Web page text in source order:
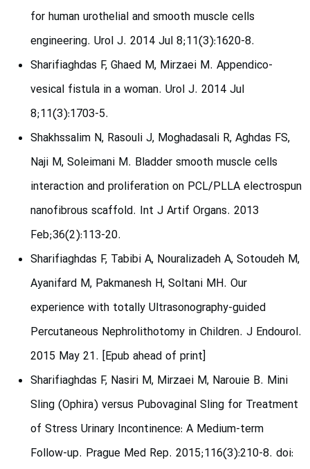
for human urothelial and smooth muscle cells
engineering. Urol J. 2014 Jul 8;11(3):1620-8.
Sharifiaghdas F, Ghaed M, Mirzaei M. Appendico-
vesical fistula in a woman. Urol J. 2014 Jul
8;11(3):1703-5.
Shakhssalim N, Rasouli J, Moghadasali R, Aghdas FS,
Naji M, Soleimani M. Bladder smooth muscle cells
interaction and proliferation on PCL/PLLA electrospun
nanofibrous scaffold. Int J Artif Organs. 2013
Feb;36(2):113-20.
Sharifiaghdas F, Tabibi A, Nouralizadeh A, Sotoudeh M,
Ayanifard M, Pakmanesh H, Soltani MH. Our
experience with totally Ultrasonography-guided
Percutaneous Nephrolithotomy in Children. J Endourol.
2015 May 21. [Epub ahead of print]
Sharifiaghdas F, Nasiri M, Mirzaei M, Narouie B. Mini
Sling (Ophira) versus Pubovaginal Sling for Treatment
of Stress Urinary Incontinence: A Medium-term
Follow-up. Prague Med Rep. 2015;116(3):210-8. doi: